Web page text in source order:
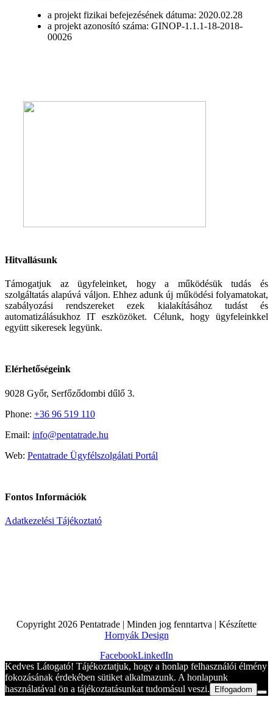
a projekt fizikai befejezésének dátuma: 2020.02.28
a projekt azonosító száma: GINOP-1.1.1-18-2018-
00026
Hitvallásunk
Támogatjuk az ügyfeleinket, hogy a működésük tudás és
szolgáltatás alapúvá váljon. Ehhez adunk új működési folyamatokat,
szabályozási rendszereket ezek kialakításához tudást és
automatizálásukhoz IT eszközöket. Célunk, hogy ügyfeleinkkel
együtt sikeresek legyünk.
Elérhetőségeink
9028 Győr, Serfőződombi dűlő 3.
Phone: +36 96 519 110
Email: info@pentatrade.hu
Web: Pentatrade Ügyfélszolgálati Portál
Fontos Információk
Adatkezelési Tájékoztató
Copyright 2026 Pentatrade | Minden jog fenntartva | Készítette
Hornyák Design
FacebookLinkedIn
Kedves Látogató! Tájékoztatjuk, hogy a honlap felhasználói élmény
fokozásának érdekében sütiket alkalmazunk. A honlapunk
használatával ön a tájékoztatásunkat tudomásul veszi.
Elfogadom